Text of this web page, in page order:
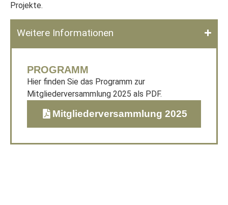
Projekte.
Weitere Informationen
PROGRAMM
Hier finden Sie das Programm zur
Mitgliederversammlung 2025 als PDF.
Mitgliederversammlung 2025